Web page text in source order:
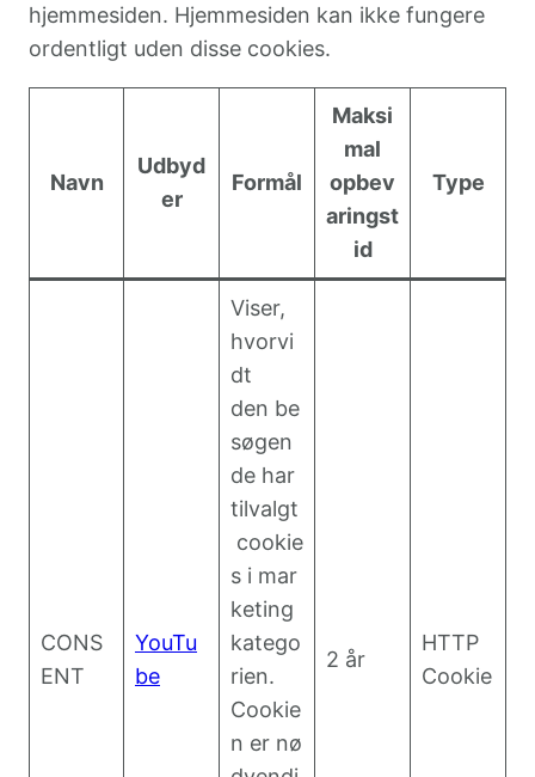
hjemmesiden. Hjemmesiden kan ikke fungere
ordentligt uden disse cookies.
Navn
Udbyd
er
Formål
Maksi
mal
opbev
aringst
id
Type
CONS
ENT
YouTu
be
Viser,
hvorvi
dt
den be
søgen
de har
tilvalgt
cookie
s i mar
keting
katego
rien.
Cookie
n er nø
2 år
HTTP
Cookie